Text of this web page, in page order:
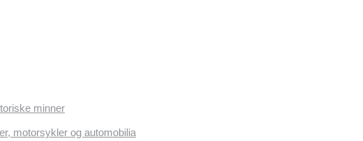
minner
motorsykler og automobilia